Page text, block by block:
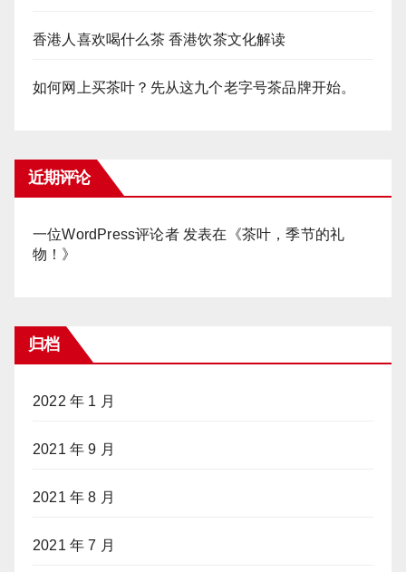
香港人喜欢喝什么茶 香港饮茶文化解读
如何网上买茶叶？先从这九个老字号茶品牌开始。
近期评论
一位WordPress评论者发表在《茶叶，季节的礼
物！ 》
归档
2022 年 1 月
2021 年 9 月
2021 年 8 月
2021 年 7 月